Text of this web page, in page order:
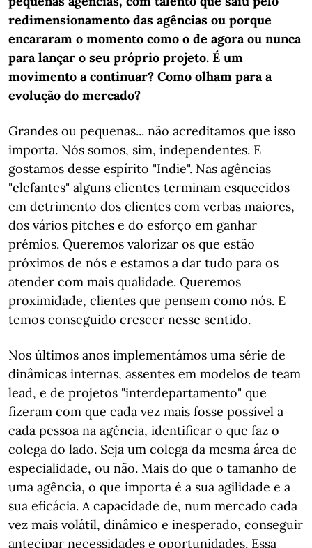
redimensionamento das agências ou porque
encararam o momento como o de agora ou nunca
para lançar o seu próprio projeto. É um
movimento a continuar? Como olham para a
evolução do mercado?
Grandes ou pequenas... não acreditamos que isso
importa. Nós somos, sim, independentes. E
gostamos desse espírito "Indie". Nas agências
"elefantes" alguns clientes terminam esquecidos
em detrimento dos clientes com verbas maiores,
dos vários pitches e do esforço em ganhar
prémios. Queremos valorizar os que estão
próximos de nós e estamos a dar tudo para os
atender com mais qualidade. Queremos
proximidade, clientes que pensem como nós. E
temos conseguido crescer nesse sentido.
Nos últimos anos implementámos uma série de
dinâmicas internas, assentes em modelos de team
lead, e de projetos "interdepartamento" que
fizeram com que cada vez mais fosse possível a
cada pessoa na agência, identificar o que faz o
colega do lado. Seja um colega da mesma área de
especialidade, ou não. Mais do que o tamanho de
uma agência, o que importa é a sua agilidade e a
sua eficácia. A capacidade de, num mercado cada
vez mais volátil, dinâmico e inesperado, conseguir
antecipar necessidades e oportunidades. Essa